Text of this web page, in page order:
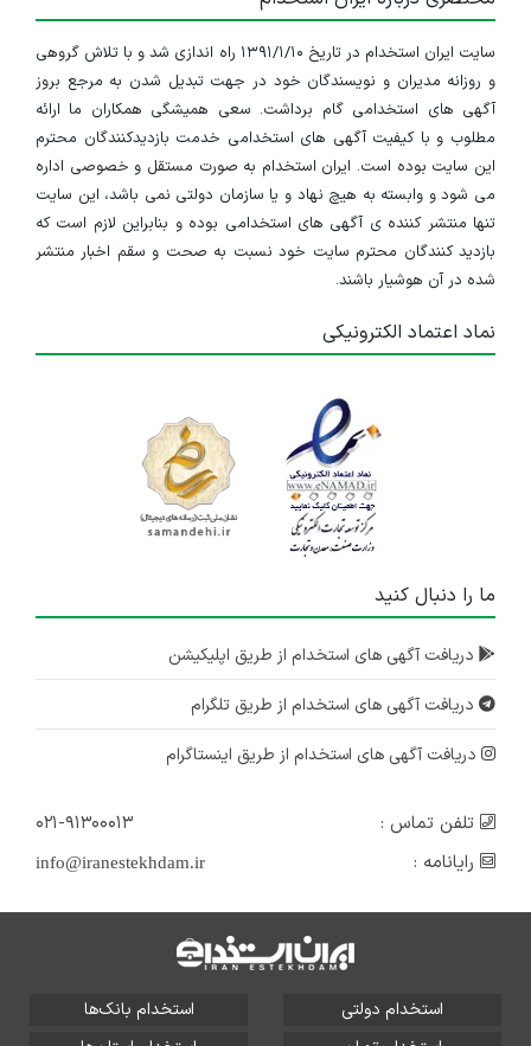
سایت ایران استخدام در تاریخ ۱۳۹۱/۱/۱۰ راه اندازی شد و با تلاش گروهی
و روزانه مدیران و نویسندگان خود در جهت تبدیل شدن به مرجع بروز
آگهی های استخدامی گام برداشت. سعی همیشگی همکاران ما ارائه
مطلوب و با کیفیت آگهی های استخدامی خدمت بازدیدکنندگان محترم
این سایت بوده است. ایران استخدام به صورت مستقل و خصوصی اداره
می شود و وابسته به هیچ نهاد و یا سازمان دولتی نمی باشد، این سایت
تنها منتشر کننده ی آگهی های استخدامی بوده و بنابراین لازم است که
بازدید کنندگان محترم سایت خود نسبت به صحت و سقم اخبار منتشر
شده در آن هوشیار باشند.
نماد اعتماد الکترونیکی
ما را دنبال کنید
دریافت آگهی های استخدام از طریق اپلیکیشن
دریافت آگهی های استخدام از طریق تلگرام
دریافت آگهی های استخدام از طریق اینستاگرام
تلفن تماس :
۰۲۱-۹۱۳۰۰۰۱۳
رایانامه :
info@iranestekhdam.ir
استخدام دولتی
استخدام بانک‌ها